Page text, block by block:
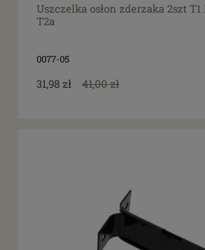
Uszczelka osłon zderzaka 2szt
T2a
0077-05
31,98 zł 41,00 zł